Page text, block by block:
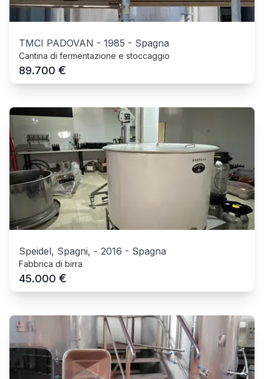
TMCI PADOVAN - 1985 - Spagna
Cantina di fermentazione e stoccaggio
89.700 €
Speidel, Spagni, - 2016 - Spagna
Fabbrica di birra
45.000 €